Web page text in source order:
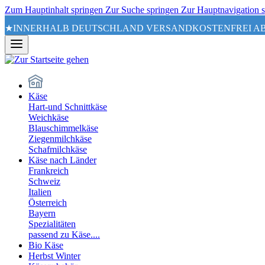
Zum Hauptinhalt springen Zur Suche springen Zur Hauptnavigation
★INNERHALB DEUTSCHLAND VERSANDKOSTENFREI
Käse
Hart-und Schnittkäse
Weichkäse
Blauschimmelkäse
Ziegenmilchkäse
Schafmilchkäse
Käse nach Länder
Frankreich
Schweiz
Italien
Österreich
Bayern
Spezialitäten
passend zu Käse....
Bio Käse
Herbst Winter